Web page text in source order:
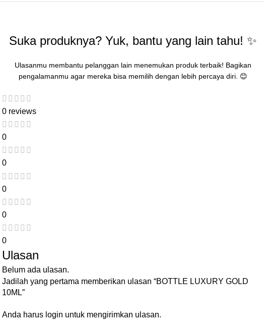
Suka produknya? Yuk, bantu yang lain tahu! ✨
Ulasanmu membantu pelanggan lain menemukan produk terbaik! Bagikan
pengalamanmu agar mereka bisa memilih dengan lebih percaya diri. 😊
0 reviews
0
0
0
0
0
Ulasan
Belum ada ulasan.
Jadilah yang pertama memberikan ulasan “BOTTLE LUXURY GOLD
10ML”
Anda harus login untuk mengirimkan ulasan.